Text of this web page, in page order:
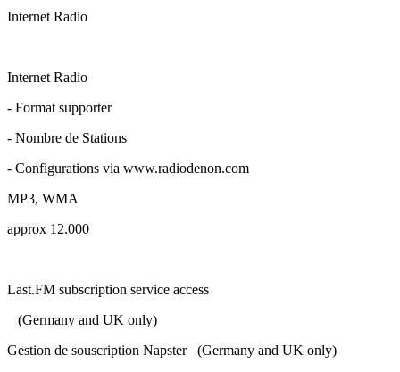
Internet Radio
Internet Radio
- Format supporter
- Nombre de Stations
- Configurations via www.radiodenon.com
MP3, WMA
approx 12.000
​Last.FM subscription service access
(Germany and UK only)
Gestion de souscription Napster (Germany and UK only)